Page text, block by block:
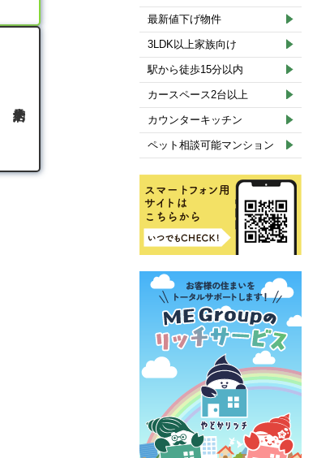
最新値下げ物件
3LDK以上家族向け
駅から徒歩15分以内
カースペース2台以上
カウンターキッチン
ペット相談可能マンション